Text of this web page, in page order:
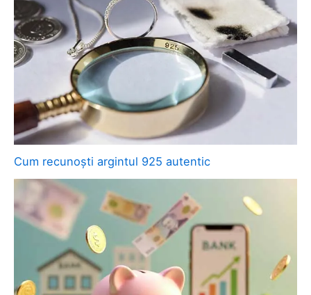
Cum recunoști argintul 925 autentic